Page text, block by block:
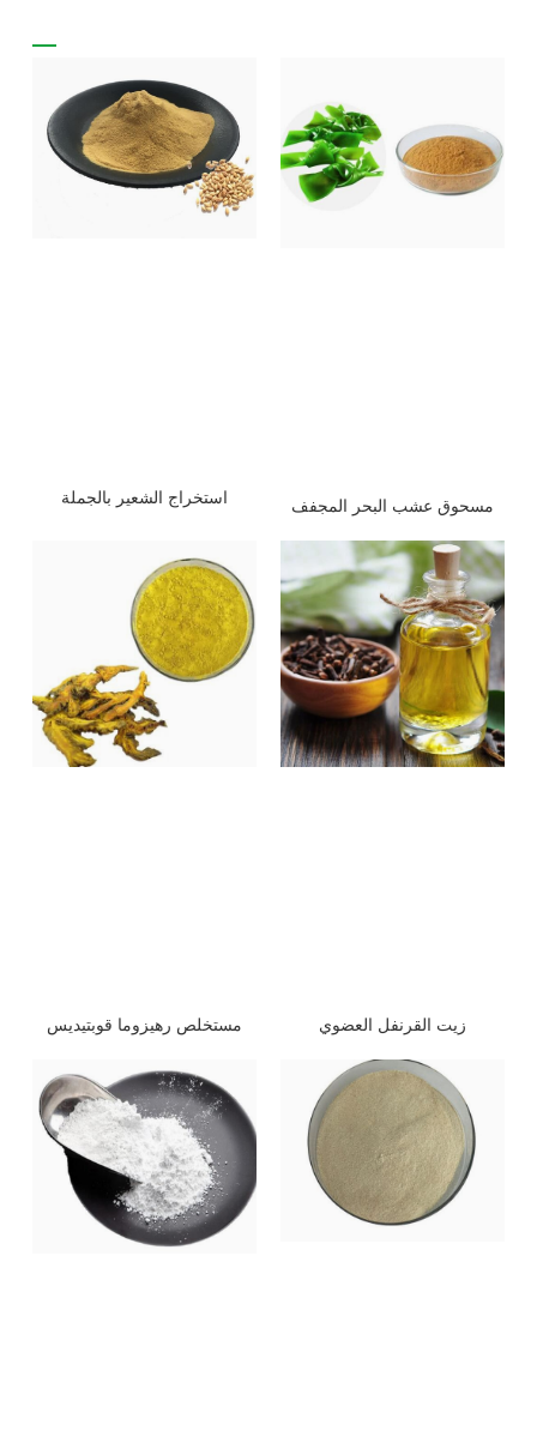
مسحوق عشب البحر المجفف
استخراج الشعير بالجملة
زيت القرنفل العضوي مستخلص رهيزوما قوبتيديس